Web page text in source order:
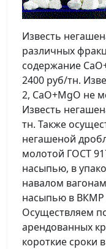
Известь
различных
содержание
2400 руб/тн.
2, CaO+MgO не
Известь
тн. Также
негашеной
молотой ГОСТ
насыпью, в
навалом
насыпью в ВКМР
Осуществляем
арендованных
короткие сроки